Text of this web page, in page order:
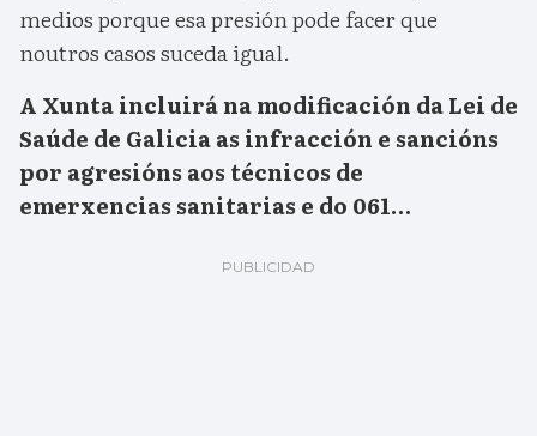
medios porque esa presión pode facer que
noutros casos suceda igual.
A Xunta incluirá na modificación da Lei de
Saúde de Galicia as infracción e sancións
por agresións aos técnicos de
emerxencias sanitarias e do 061…